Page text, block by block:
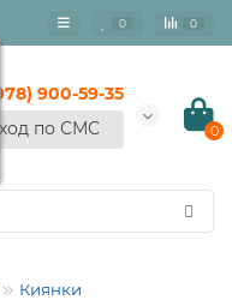
0 0
900-59-35
по СМС
0
Киянки